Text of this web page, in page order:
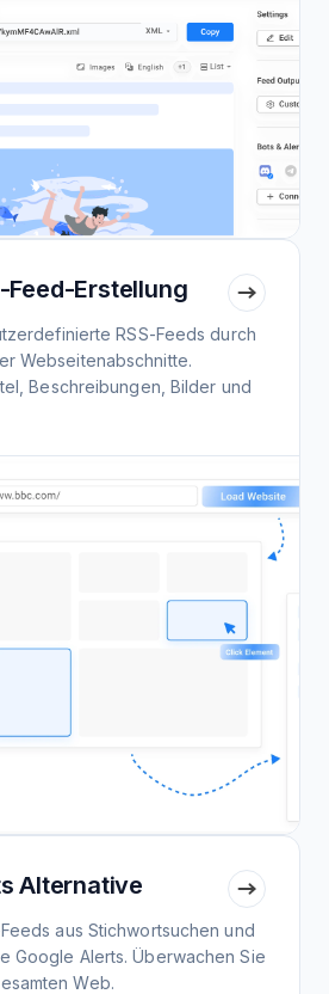
Feed-Erstellung
RSS-Feeds durch
Webseitenabschnitte.
Beschreibungen, Bilder und
Alternative
aus Stichwortsuchen und
Google Alerts. Überwachen Sie
Web.